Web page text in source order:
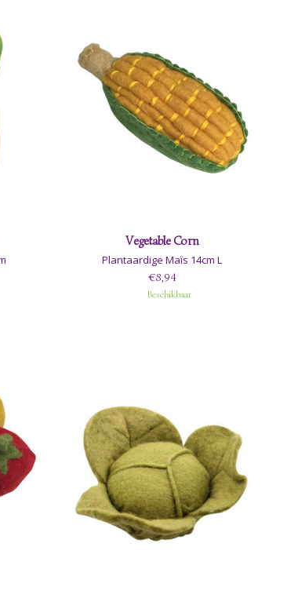
Vegetable Corn
Plantaardige Maïs 14cm L
€8,94
Beschikbaar